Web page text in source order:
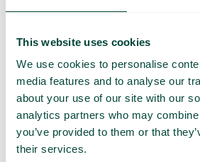
This website uses cookies
We use cookies to personalise
media features and to analyse our
about your use of our site with our
analytics partners who may
you’ve provided to them or that
their services.
Obtenez une
démo et un
devis
personnalisés
Présentation de nos